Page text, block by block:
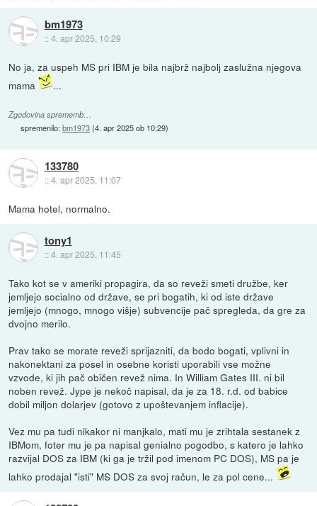
bm1973
::4. apr 2025, 10:29
No ja, za uspeh MS pri IBM je bila najbrž najbolj zaslužna njegova
mama
...
Zgodovina sprememb…
spremenilo:bm1973(4. apr 2025 ob 10:29)
133780
::4. apr 2025, 11:07
Mama hotel, normalno.
tony1
::4. apr 2025, 11:45
Tako kot se v ameriki propagira, da so reveži smeti družbe, ker
jemljejo socialno od države, se pri bogatih, ki od iste države
jemljejo (mnogo, mnogo višje) subvencije pač spregleda, da gre za
dvojno merilo.
Prav tako se morate reveži sprijazniti, da bodo bogati, vplivni in
nakonektani za posel in osebne koristi uporabili vse možne
vzvode, ki jih pač običen revež nima. In William Gates III. ni bil
noben revež. Jype je nekoč napisal, da je za 18. r.d. od babice
dobil miljon dolarjev (gotovo z upoštevanjem inflacije).
Vez mu pa tudi nikakor ni manjkalo, mati mu je zrihtala sestanek z
IBMom, foter mu je pa napisal genialno pogodbo, s katero je lahko
razvijal DOS za IBM (ki ga je tržil pod imenom PC DOS), MS pa je
lahko prodajal "isti" MS DOS za svoj račun, le za pol cene...